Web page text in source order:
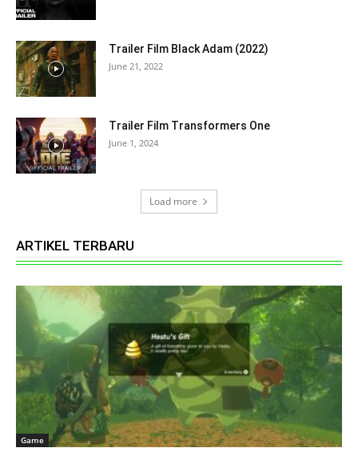
Trailer Film Black Adam (2022)
June 21, 2022
Trailer Film Transformers One
June 1, 2024
Load more
ARTIKEL TERBARU
Game